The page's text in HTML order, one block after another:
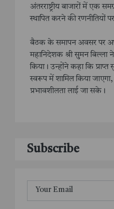
अंतरराष्ट्रीय बाजारों में एक
स्थापित करने की रणनीतियों
बैठक के समापन अवसर पर
महानिदेशक श्री सुमन बिल्ला ने
किया। उन्होंने कहा कि
स्वरूप में शामिल किया
प्रभावशीलता लाई जा सके।
Subscribe